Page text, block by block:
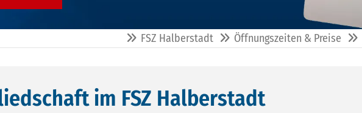
FSZ Halberstadt Öffnungszeiten & Preise
im FSZ Halberstadt